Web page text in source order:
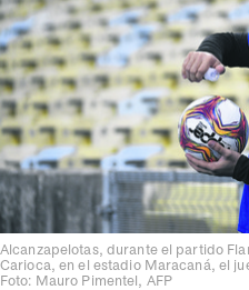
Alcanzapelotas, durante el partido
Carioca, en el estadio Maracaná, el
Foto: Mauro Pimentel, AFP